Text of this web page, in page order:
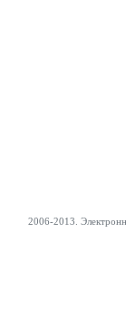
2006-2013.